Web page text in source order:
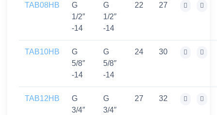
TAB08HB
G
1/2″
-14
G
1/2″
-14
22 27
TAB10HB
G
5/8″
-14
G
5/8″
-14
24 30
TAB12HB
G
3/4″
G
3/4″
27 32